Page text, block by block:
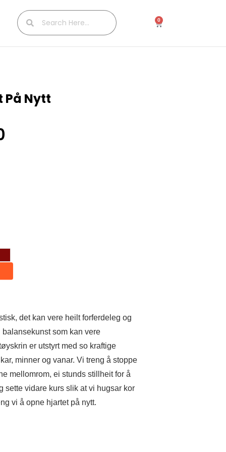
0
På Nytt
det kan vere heilt forferdeleg og
som kan vere
er utstyrt med so kraftige
minner og vanar. Vi treng å stoppe
mellomrom, ei stunds stillheit for å
sette vidare kurs slik at vi hugsar kor
vi å opne hjartet på nytt.